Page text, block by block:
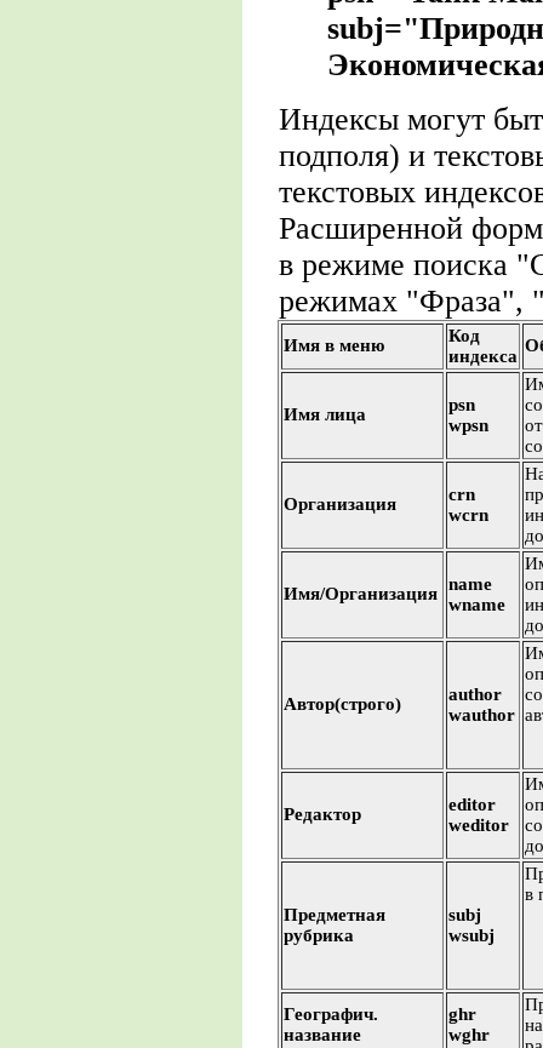
Индексы могут
подполя) и
текстовых
Расширенной
в режиме поиска
режимах "Фраза",
Имя в меню
Код
индекса
Имя лица
psn
wpsn
Организация
crn
wcrn
Имя/Организация name
wname
Автор(строго)
author
wauthor
Редактор
editor
weditor
Предметная
рубрика
subj
wsubj
в
Географич.
название
ghr
wghr